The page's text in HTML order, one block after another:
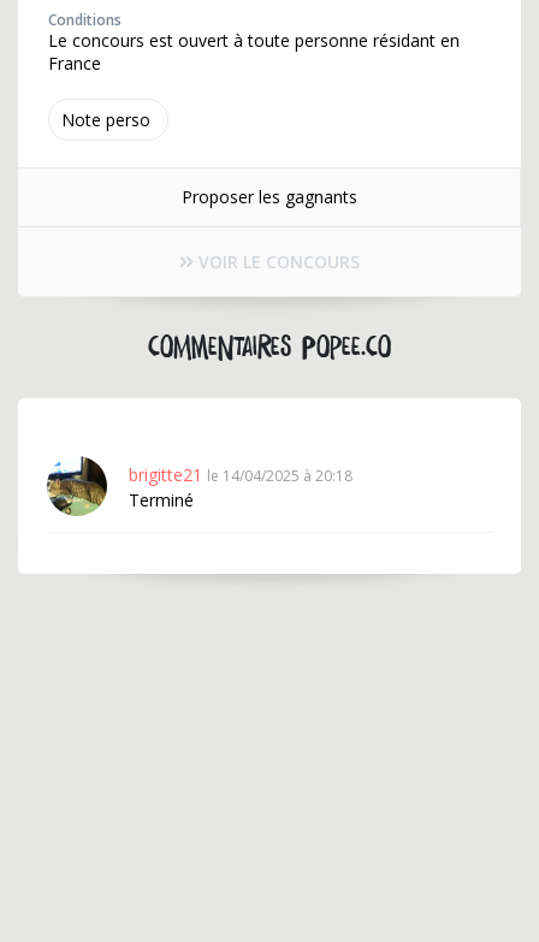
Note perso
Conditions
Le concours est ouvert à toute personne résidant en
France
Proposer les gagnants
VOIR LE CONCOURS
Commentaires popee.co
brigitte21 le 14/04/2025 à 20:18
Terminé